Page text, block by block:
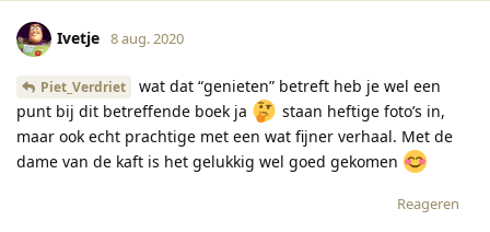
Ivetje 8 aug. 2020
Piet_Verdriet
wat dat “genieten” betreft heb je wel een
punt bij dit betreffende boek ja
staan heftige foto’s in,
maar ook echt prachtige met een wat fijner verhaal. Met de
dame van de kaft is het gelukkig wel goed gekomen
Reageren